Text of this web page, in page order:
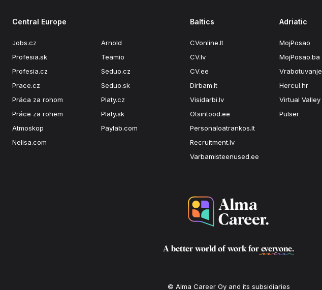
Central Europe
Jobs.cz
Profesia.sk
Profesia.cz
Prace.cz
Práca za rohom
Práce za rohem
Atmoskop
Nelisa.com
Arnold
Teamio
Seduo.cz
Seduo.sk
Platy.cz
Platy.sk
Paylab.com
Baltics
CVonline.lt
CV.lv
CV.ee
Dirbam.lt
Visidarbi.lv
Otsintood.ee
Personaloatrankos.lt
Recruitment.lv
Varbamisteenused.ee
Adriatic
MojPosao
MojPosao.ba
Vrabotuvanje
Hercul.hr
Virtual Valley
Pulser
A better world of work for everyone.
© Alma Career Oy and its subsidiaries